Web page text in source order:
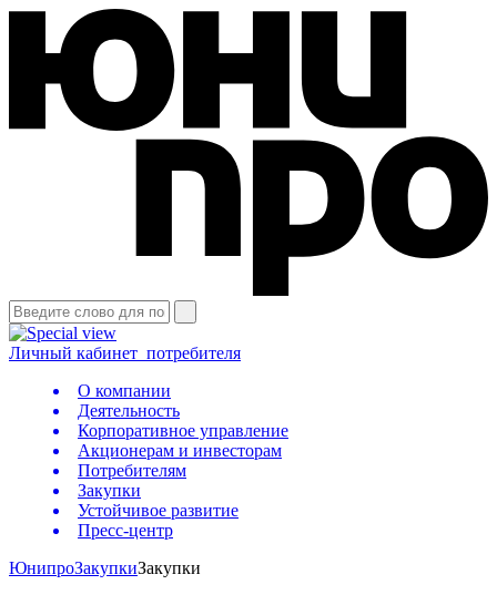
Личный кабинет потребителя
О компании
Деятельность
Корпоративное управление
Акционерам и инвесторам
Потребителям
Закупки
Устойчивое развитие
Пресс-центр
ЮнипроЗакупкиЗакупки